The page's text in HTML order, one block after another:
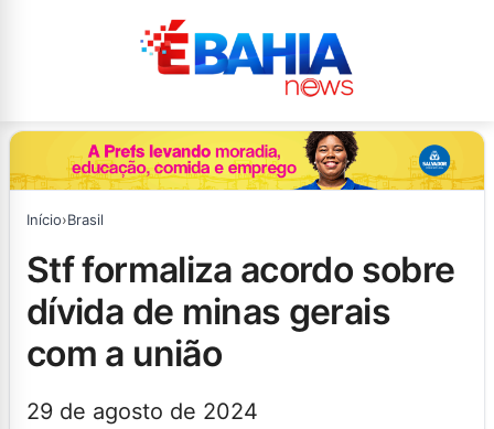
Início›Brasil
stf formaliza acordo sobre
dívida de minas gerais
com a união
29 de agosto de 2024